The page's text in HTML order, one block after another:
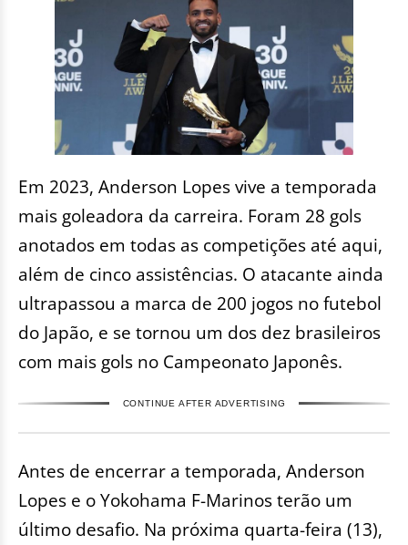
Em 2023, Anderson Lopes vive a temporada
mais goleadora da carreira. Foram 28 gols
anotados em todas as competições até aqui,
além de cinco assistências. O atacante ainda
ultrapassou a marca de 200 jogos no futebol
do Japão, e se tornou um dos dez brasileiros
com mais gols no Campeonato Japonês.
CONTINUE AFTER ADVERTISING
Antes de encerrar a temporada, Anderson
Lopes e o Yokohama F-Marinos terão um
último desafio. Na próxima quarta-feira (13),